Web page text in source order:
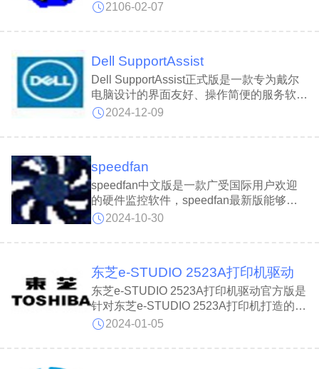
Repair(DirectX修复工具)官方版主要用来检
则进行修复。DirectX Repair正式版软件拥
控制修复C++的模式。P
2106-02-07
Dell SupportAssist
Dell SupportAssist正式版是一款专为戴尔
电脑设计的界面友好、操作简便的服务软
件。Dell SupportAssist最新版能够自动检
预测，运行诊断，更新驱动程序，并监控硬
生成报告，帮助用户优化设备性能。
2024-12-09
speedfan
speedfan中文版是一款广受国际用户欢迎
的硬件监控软件，speedfan最新版能够根
据系统温度自动调节风扇速度，有效管理硬
盘温度和SMART信息，预警硬盘问题;实时
压和转速，支持FSB速度调节，优化系统性
能。
2024-10-30
东芝e-STUDIO 2523A打印机驱动
东芝e-STUDIO 2523A打印机驱动官方版是
针对东芝e-STUDIO 2523A打印机打造的驱
动程序。东芝e-STUDIO 2523A打印机驱动
户的打印机与计算机之间的无缝连接。东芝
2024-01-05